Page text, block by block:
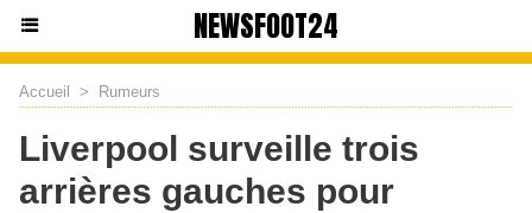
NEWSFOOT24
Accueil > Rumeurs
Liverpool surveille trois
arrières gauches pour